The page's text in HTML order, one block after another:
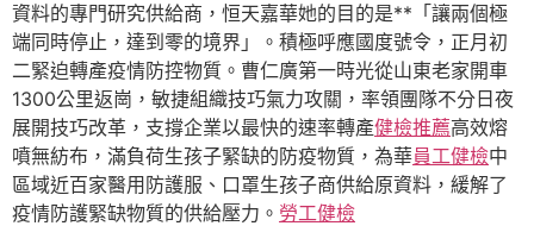
資料的專門研究供給商，恒天嘉華她的目的是**「讓兩個極
端同時停止，達到零的境界」。積極呼應國度號令，正月初
二緊迫轉產疫情防控物質。曹仁廣第一時光從山東老家開車
1300公里返崗，敏捷組織技巧氣力攻關，率領團隊不分日夜
展開技巧改革，支撐企業以最快的速率轉產健檢推薦高效熔
噴無紡布，滿負荷生孩子緊缺的防疫物質，為華員工健檢中
區域近百家醫用防護服、口罩生孩子商供給原資料，緩解了
疫情防護緊缺物質的供給壓力。 勞工健檢